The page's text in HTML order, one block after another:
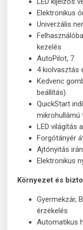
Elektronikus
Univerzális
kezelés
AutoPilot, 7
4 kiolvasztás
Kedvenc
beállítás)
QuickStart
mikrohullámú
LED világítás
Forgótányér
Ajtónyitás
Elektronikus
Környezet és
Gyermekzár,
érzékelés
Automatikus